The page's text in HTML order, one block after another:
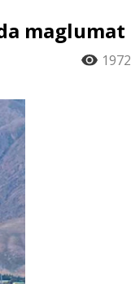
maglumat
1972